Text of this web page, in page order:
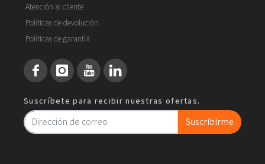
Atención al cliente
Políticas de devolución
Políticas de garantía
Suscríbete para recibir nuestras ofertas.
Suscribirme